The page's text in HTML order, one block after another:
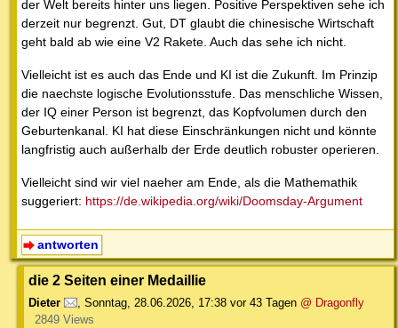
der Welt bereits hinter uns liegen. Positive Perspektiven sehe ich
derzeit nur begrenzt. Gut, DT glaubt die chinesische Wirtschaft
geht bald ab wie eine V2 Rakete. Auch das sehe ich nicht.
Vielleicht ist es auch das Ende und KI ist die Zukunft. Im Prinzip
die naechste logische Evolutionsstufe. Das menschliche Wissen,
der IQ einer Person ist begrenzt, das Kopfvolumen durch den
Geburtenkanal. KI hat diese Einschränkungen nicht und könnte
langfristig auch außerhalb der Erde deutlich robuster operieren.
Vielleicht sind wir viel naeher am Ende, als die Mathemathik
suggeriert: https://de.wikipedia.org/wiki/Doomsday-Argument
antworten
die 2 Seiten einer Medaillie
Dieter , Sonntag, 28.06.2026, 17:38 vor 43 Tagen @ Dragonfly
2849 Views